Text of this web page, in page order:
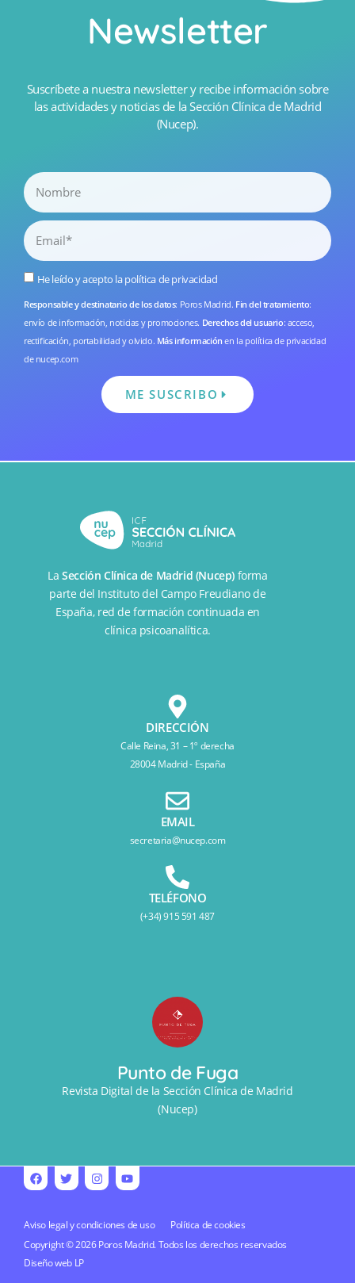
Newsletter
Suscríbete a nuestra newsletter y recibe información sobre
las actividades y noticias de la Sección Clínica de Madrid
(Nucep).
He leído y acepto lapolítica de privacidad
Responsable y destinatario de los datos: Poros Madrid. Fin del tratamiento:
envío de información, noticias y promociones. Derechos del usuario: acceso,
rectificación, portabilidad y olvido. Más información en la política de privacidad
de nucep.com
ME SUSCRIBO
LaSección Clínica de Madrid (Nucep) forma
parte del Instituto del Campo Freudiano de
España, red de formación continuada en
clínica psicoanalítica.
DIRECCIÓN
Calle Reina, 31 – 1º derecha
28004 Madrid - España
EMAIL
secretaria@nucep.com
TELÉFONO
(+34) 915 591 487
Punto de Fuga
Revista Digital de la Sección Clínica de Madrid
(Nucep)
Aviso legal y condiciones de uso
Política de cookies
Copyright © 2026 Poros Madrid. Todos los derechos reservados
Diseño web LP